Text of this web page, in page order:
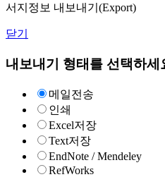
서지정보 내보내기(Export)
닫기
내보내기 형태를 선택하세
메일전송
인쇄
Excel저장
Text저장
EndNote / Mendeley
RefWorks